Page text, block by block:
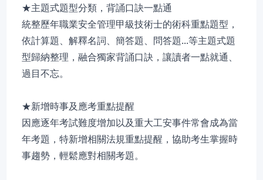
★主題式題型分類，背誦口訣一點通
統整歷年職業安全管理甲級技術士的術科重點題型，
依計算題、解釋名詞、簡答題、問答題...等主題式題
型歸納整理，融合獨家背誦口訣，讓讀者一點就通、
過目不忘。
★新增時事及應考重點提醒
因應逐年考試難度增加以及重大工安事件常會成為當
年考題，特新增相關法規重點提醒，協助考生掌握時
事趨勢，輕鬆應對相關考題。